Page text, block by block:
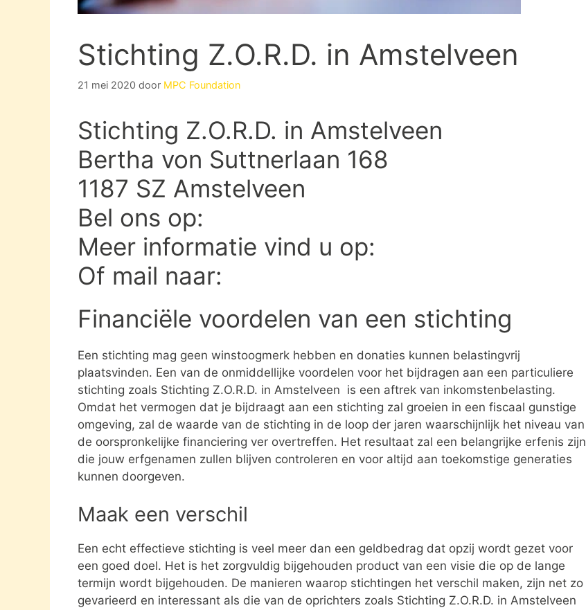
Stichting Z.O.R.D. in Amstelveen
21 mei 2020 door MPC Foundation
Stichting Z.O.R.D. in Amstelveen
Bertha von Suttnerlaan 168
1187 SZ Amstelveen
Bel ons op:
Meer informatie vind u op:
Of mail naar:
Financiële voordelen van een stichting
Een stichting mag geen winstoogmerk hebben en donaties kunnen belastingvrij
plaatsvinden. Een van de onmiddellijke voordelen voor het bijdragen aan een particuliere
stichting zoals Stichting Z.O.R.D. in Amstelveen is een aftrek van inkomstenbelasting.
Omdat het vermogen dat je bijdraagt aan een stichting zal groeien in een fiscaal gunstige
omgeving, zal de waarde van de stichting in de loop der jaren waarschijnlijk het niveau van
de oorspronkelijke financiering ver overtreffen. Het resultaat zal een belangrijke erfenis zijn
die jouw erfgenamen zullen blijven controleren en voor altijd aan toekomstige generaties
kunnen doorgeven.
Maak een verschil
Een echt effectieve stichting is veel meer dan een geldbedrag dat opzij wordt gezet voor
een goed doel. Het is het zorgvuldig bijgehouden product van een visie die op de lange
termijn wordt bijgehouden. De manieren waarop stichtingen het verschil maken, zijn net zo
gevarieerd en interessant als die van de oprichters zoals Stichting Z.O.R.D. in Amstelveen